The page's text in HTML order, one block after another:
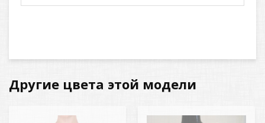
Другие цвета этой модели